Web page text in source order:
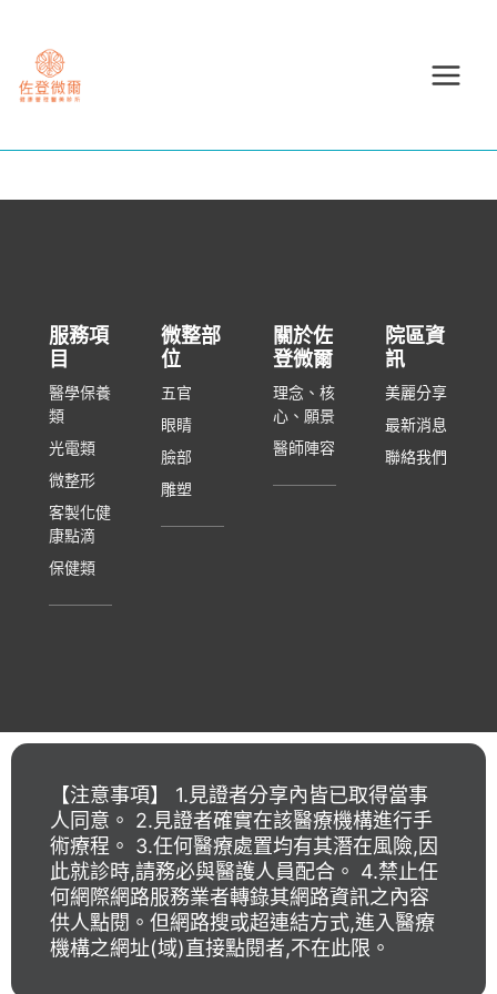
容
服務項
目
醫學保養
類
光電類
微整形
客製化健
康點滴
保健類
微整部
位
五官
眼睛
臉部
雕塑
關於佐
登微爾
理念、核
心、願景
醫師陣容
院區資
訊
美麗分享
最新消息
聯絡我們
【注意事項】 1.見證者分享內皆已取得當事
人同意。 2.見證者確實在該醫療機構進行手
術療程。 3.任何醫療處置均有其潛在風險,因
此就診時,請務必與醫護人員配合。 4.禁止任
何網際網路服務業者轉錄其網路資訊之內容
供人點閱。但網路搜或超連結方式,進入醫療
機構之網址(域)直接點閱者,不在此限。